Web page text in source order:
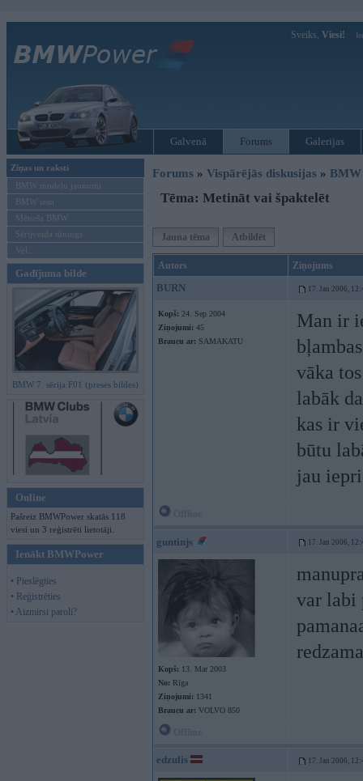
Sveiks, Viesi!
Galvenā Forums Galerijas
Ziņas un raksti
BMW modeļu jaunumi
BMW testi
Mēneša BMW
Sērijveida tūnings
Vel...
Gadījuma bilde
BMW 7. sērija F01 (preses bildes)
Online
Pašreiz BMWPower skatās 118
viesi un 3 reģistrēti lietotāji.
Ienākt BMWPower
• Pieslēgties
• Reģistrēties
• Aizmirsi paroli?
Forums » Vispārējās diskusijas » BMW
Tēma: Metināt vai špaktelēt
Jauna tēma Atbildēt
Autors Ziņojums
BURN 17. Jan 2006,
Kopš: 24. Sep 2004
Ziņojumi: 45
Braucu ar: SAMAKATU
Man ir
vāka
labāk
kas ir
būtu
jau
guntinjs 17. Jan 2006,
Kopš: 13. Mar 2003
No: Rīga
Ziņojumi: 1341
Braucu ar: VOLVO 850
var labi
edzulis 17. Jan 2006,